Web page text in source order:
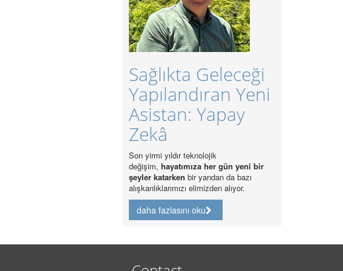
Sağlıkta Geleceği
Yapılandıran Yeni
Asistan: Yapay
Zekâ
Son yirmi yıldır teknolojik
değişim, hayatımıza her gün yeni bir
şeyler katarken bir yandan da bazı
alışkanlıklarımızı elimizden alıyor.
daha fazlasını oku